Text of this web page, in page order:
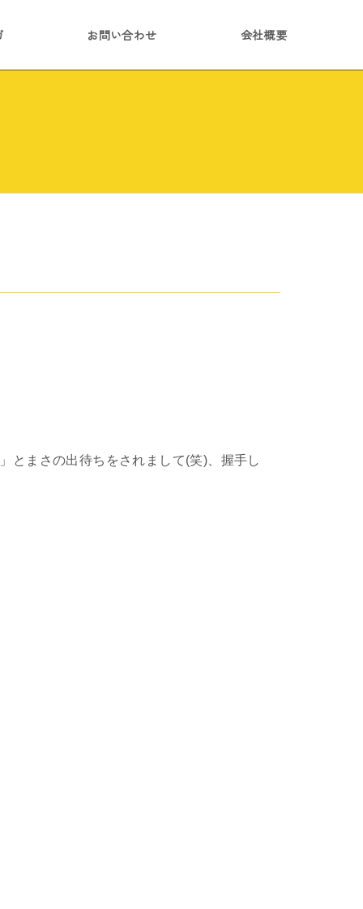
お問い合わせ 会社概要
とまさの出待ちをされまして(笑)、握手し